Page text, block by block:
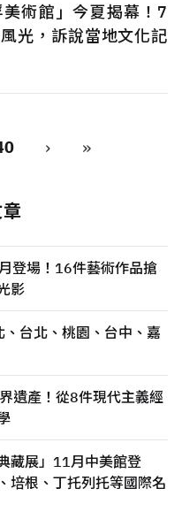
術館」今夏揭幕！7
光，訴說當地文化記
› »
登場！16件藝術作品搶
影
台北、桃園、台中、嘉
遺產！從8件現代主義經
藏展」11月中美館登
培根、丁托列托等國際名